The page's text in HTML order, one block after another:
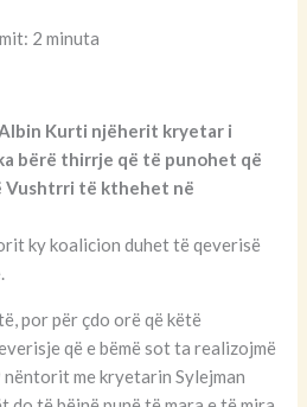
2 minuta
Kurti njëherit kryetar i
bërë thirrje që të punohet që
Vushtrri të kthehet në
ky koalicion duhet të qeverisë
por për çdo orë që këtë
që e bëmë sot ta realizojmë
nëntorit me kryetarin Sylejman